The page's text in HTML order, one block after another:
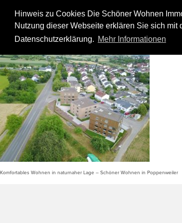
Hinweis zu Cookies Die Schöner Wohnen
Nutzung dieser Webseite erklären Sie sich
Datenschutzerklärung. Mehr Informationen
content
Drohnenbild Poppenweiler
Komfortables Wohnen in naturnaher Lage – Schöner Wohnen in Poppenweiler